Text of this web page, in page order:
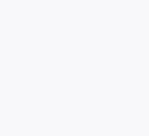
La date limite de dépôt
coïncide avec un jour
Les soumissionnaires